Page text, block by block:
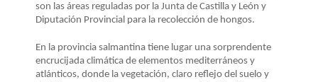
son las áreas reguladas por la Junta de Castilla y León y
Diputación Provincial para la recolección de hongos.
En la provincia salmantina tiene lugar una sorprendente
encrucijada climática de elementos mediterráneos y
atlánticos, donde la vegetación, claro reflejo del suelo y